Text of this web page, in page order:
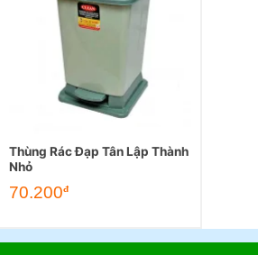
Thùng Rác Đạp Tân Lập Thành
Nhỏ
70.200đ